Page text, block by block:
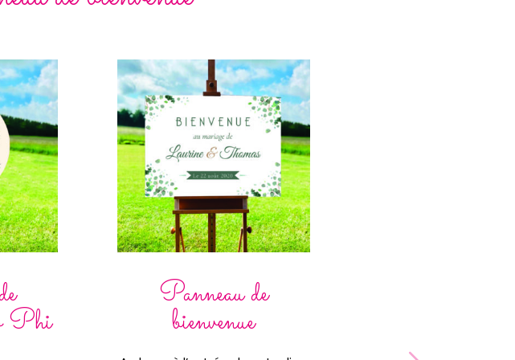
Phi
Panneau de
bienvenue